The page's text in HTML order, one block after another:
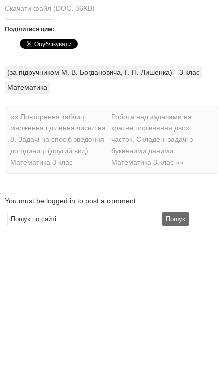
Скачати файл (DOC, 36KB)
Поділитися цим:
(за підручником М. В. Богдановича, Г. П. Лишенка)
3 клас
Математика
«« Повторення таблиці
множення і ділення чисел на
8. Задачі на спосіб зведення
до одиниці (другий вид).
Математика 3 клас
Робота над задачами на
кратне порівняння двох
часток. Складені задачі з
буквеними даними.
Математика 3 клас »»
You must be logged in to post a comment.